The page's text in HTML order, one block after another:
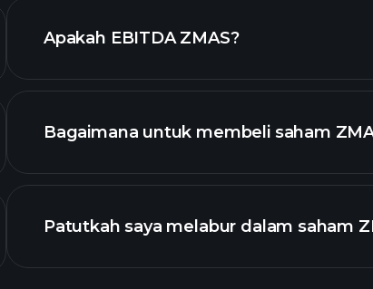
Apakah EBITDA ZMAS?
laporan
Bagaimana untuk membeli saham
Patutkah saya melabur dalam saham